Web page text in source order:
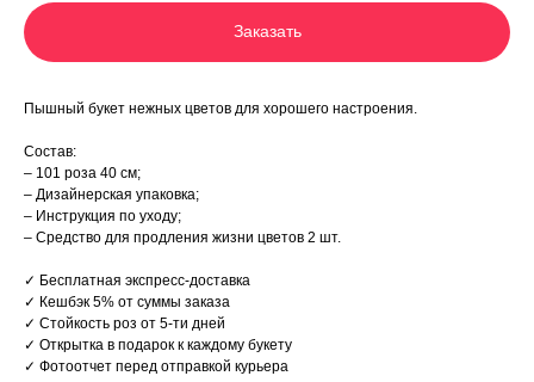
Заказать
Пышный букет нежных цветов для хорошего настроения.
Состав:
– 101 роза 40 см;
– Дизайнерская упаковка;
– Инструкция по уходу;
– Средство для продления жизни цветов 2 шт.
✓ Бесплатная экспреcс-доcтaвкa
✓ Кeшбэк 5% от cуммы заказа
✓ Стойкость роз от 5-ти дней
✓ Открытка в подарок к каждому букету
✓ Фотоотчет перед отправкой курьера